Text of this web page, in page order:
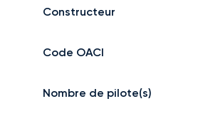
Constructeur
Code OACI
Nombre de pilote(s)